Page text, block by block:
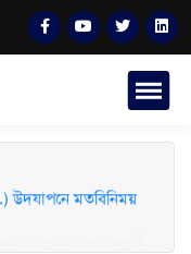
উদযাপনে মতবিনিময়